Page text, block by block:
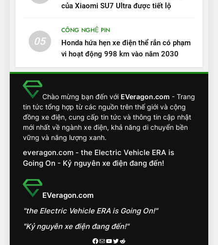
tính, ‘tốt gỗ tốt cả nước sơn’
ĐÁNH GIÁ XE
13
khắc nghiệt và điểm tuyệt
đối về an toàn trên VinFast
VF8
ĐÁNH GIÁ XE
14
VinFast VF7 đang bỏ xa
nhóm SUV hạng C chạy xăng
Chủ xe điện kể chuyện về
‘cảnh vệ’ ADAS, ‘trợ lý’ ViVi
trên ngàn dặm đường
CÔNG NGHỆ AI, TỰ LÁI, ADAS,
ROBOTAXI
của Xiaomi SU7 Ultra được tiết lộ
05
CÔNG NGHỆ PIN
Honda hứa hẹn xe điện thể rắn có phạm
vi hoạt động 998 km vào năm 2030
Chào mừng bạn đến với EVeragon.com - Trang
tin tức tổng hợp từ các nguồn trên thế giới và cộng
đồng xe điện, cung cấp tin tức và thông tin cập nhật
mới nhất về ngành xe điện, khả năng di chuyển bền
vững và năng lượng xanh.
everagon.com - the Electric Vehicle ERA is
Going On - Kỷ nguyên xe điện đang đến!
EVeragon.com
"the Electric Vehicle ERA is Going On!"
"Kỷ nguyên xe điện đang đến!"
Facebook
MailYoutube
Twitter